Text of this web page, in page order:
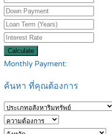
Calculate
Monthly Payment:
ค้นหา ที่คุณต้องการ